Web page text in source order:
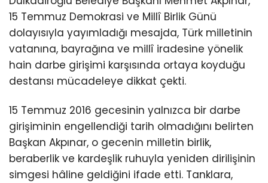
15 Temmuz Demokrasi ve Millî Birlik Günü
dolayısıyla yayımladığı mesajda, Türk milletinin
vatanına, bayrağına ve millî iradesine yönelik
hain darbe girişimi karşısında ortaya koyduğu
destansı mücadeleye dikkat çekti.
15 Temmuz 2016 gecesinin yalnızca bir darbe
girişiminin engellendiği tarih olmadığını belirten
Başkan Akpınar, o gecenin milletin birlik,
beraberlik ve kardeşlik ruhuyla yeniden dirilişinin
simgesi hâline geldiğini ifade etti. Tanklara,